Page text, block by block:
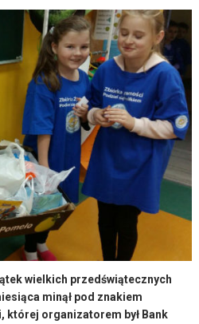
wielkich przedświątecznych
minął pod znakiem
której organizatorem był Bank